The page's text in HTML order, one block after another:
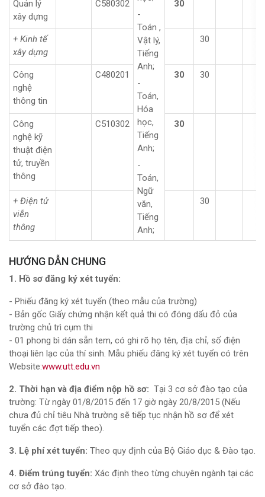
-
Toán ,
Vật lý,
Tiếng
Anh;
-
Toán,
Hóa
học,
Tiếng
Anh;
-
Toán,
Ngữ
văn,
Tiếng
Anh;
Quản lý
xây dựng
C580302 30
+ Kinh tế
xây dựng
30
Công
nghệ
thông tin
C480201 30 30
Công
nghệ kỹ
thuật điện
tử, truyền
thông
C510302 30
+ Điện tử
viễn
thông
30
HƯỚNG DẪN CHUNG
1. Hồ sơ đăng ký xét tuyển:
- Phiếu đăng ký xét tuyển (theo mẫu của trường)
- Bản gốc Giấy chứng nhận kết quả thi có đóng dấu đỏ của
trường chủ trì cụm thi
- 01 phong bì dán sẵn tem, có ghi rõ họ tên, địa chỉ, số điện
thoại liên lạc của thí sinh. Mẫu phiếu đăng ký xét tuyển có trên
Website:www.utt.edu.vn
2. Thời hạn và địa điểm nộp hồ sơ: Tại 3 cơ sở đào tạo của
trường: Từ ngày 01/8/2015 đến 17 giờ ngày 20/8/2015 (Nếu
chưa đủ chỉ tiêu Nhà trường sẽ tiếp tục nhận hồ sơ để xét
tuyển các đợt tiếp theo).
3. Lệ phí xét tuyển: Theo quy định của Bộ Giáo dục & Đào tạo.
4. Điểm trúng tuyển: Xác định theo từng chuyên ngành tại các
cơ sở đào tạo.